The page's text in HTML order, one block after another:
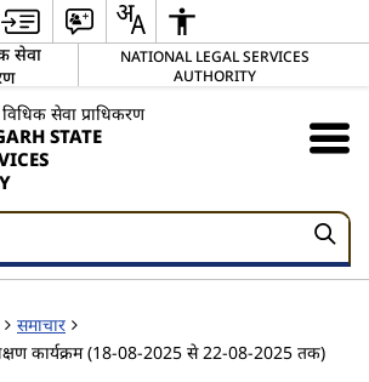
सेवा
NATIONAL LEGAL SERVICES
AUTHORITY
सेवा प्राधिकरण
STATE
समाचार
कार्यक्रम (18-08-2025 से 22-08-2025 तक)